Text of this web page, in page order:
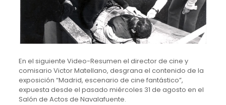
En el siguiente Video-Resumen el director de cine y
comisario Victor Matellano, desgrana el contenido de la
exposición “Madrid, escenario de cine fantástico”,
expuesta desde el pasado miércoles 31 de agosto en el
Salón de Actos de Navalafuente.